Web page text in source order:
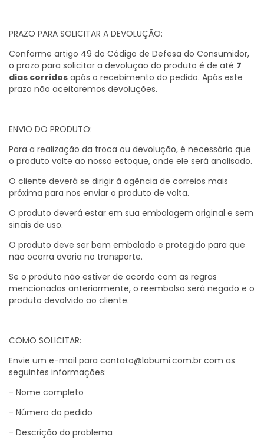
PRAZO PARA SOLICITAR A DEVOLUÇÃO:
Conforme artigo 49 do Código de Defesa do Consumidor,
o prazo para solicitar a devolução do produto é de até 7
dias corridos após o recebimento do pedido. Após este
prazo não aceitaremos devoluções.
ENVIO DO PRODUTO:
Para a realização da troca ou devolução, é necessário que
o produto volte ao nosso estoque, onde ele será analisado.
O cliente deverá se dirigir à agência de correios mais
próxima para nos enviar o produto de volta.
O produto deverá estar em sua embalagem original e sem
sinais de uso.
O produto deve ser bem embalado e protegido para que
não ocorra avaria no transporte.
Se o produto não estiver de acordo com as regras
mencionadas anteriormente, o reembolso será negado e o
produto devolvido ao cliente.
COMO SOLICITAR:
Envie um e-mail para contato@labumi.com.br com as
seguintes informações:
- Nome completo
- Número do pedido
- Descrição do problema